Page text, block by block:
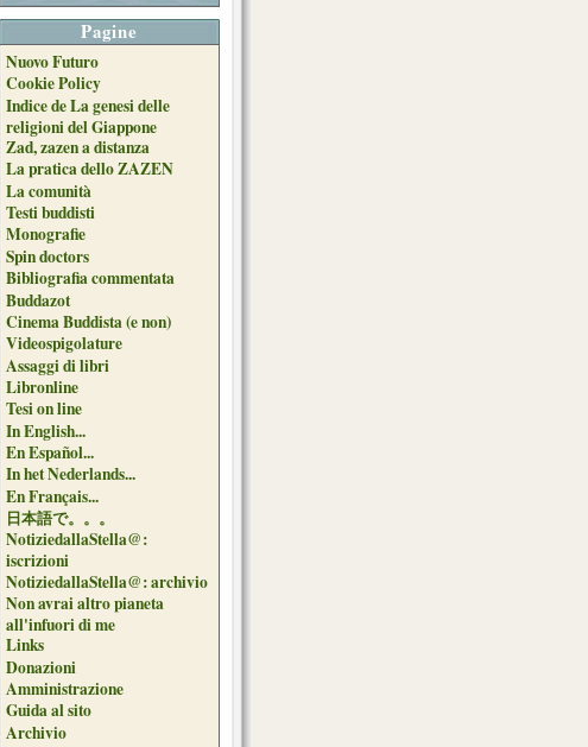
Pagine
Nuovo Futuro
Cookie Policy
Indice de La genesi delle
religioni del Giappone
Zad, zazen a distanza
La pratica dello ZAZEN
La comunità
Testi buddisti
Monografie
Spin doctors
Bibliografia commentata
Buddazot
Cinema Buddista (e non)
Videospigolature
Assaggi di libri
Libronline
Tesi on line
In English...
En Español...
In het Nederlands...
En Français...
日本語で。。。
NotiziedallaStella@:
iscrizioni
NotiziedallaStella@: archivio
Non avrai altro pianeta
all'infuori di me
Links
Donazioni
Amministrazione
Guida al sito
Archivio